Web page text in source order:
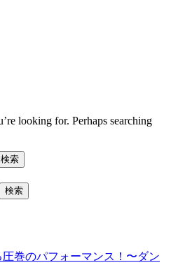
looking for. Perhaps searching
検索
巻のパフォーマンス！〜ダン